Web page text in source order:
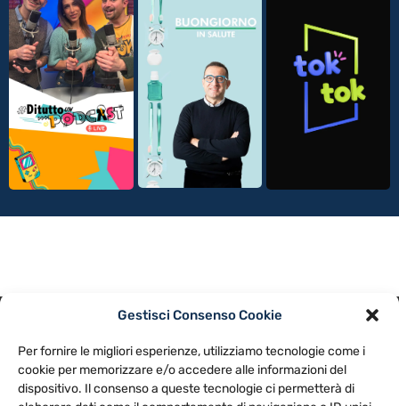
Gestisci Consenso Cookie
Per fornire le migliori esperienze, utilizziamo tecnologie come i
cookie per memorizzare e/o accedere alle informazioni del
dispositivo. Il consenso a queste tecnologie ci permetterà di
NOTE LEGALI
CONTATTACI PREFERENZE